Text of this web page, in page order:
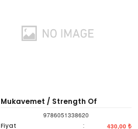
Mukavemet / Strength Of
Materials / Schaum's
9786051338620
Fiyat : 430,00 ₺